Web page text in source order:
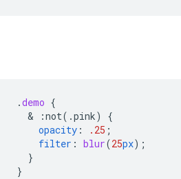
.demo {
  &
:not(.pink)
{
opacity : .25 ;
filter : blur(25px);
}
}